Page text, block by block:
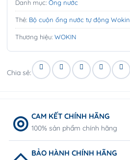
Danh mục: Ống nước
Thẻ: Bộ cuộn ống nước tự động Wokin
Thương hiệu: WOKIN
Chia sẻ:
CAM KẾT CHÍNH HÃNG
100% sản phẩm chính hãng
BẢO HÀNH CHÍNH HÃNG